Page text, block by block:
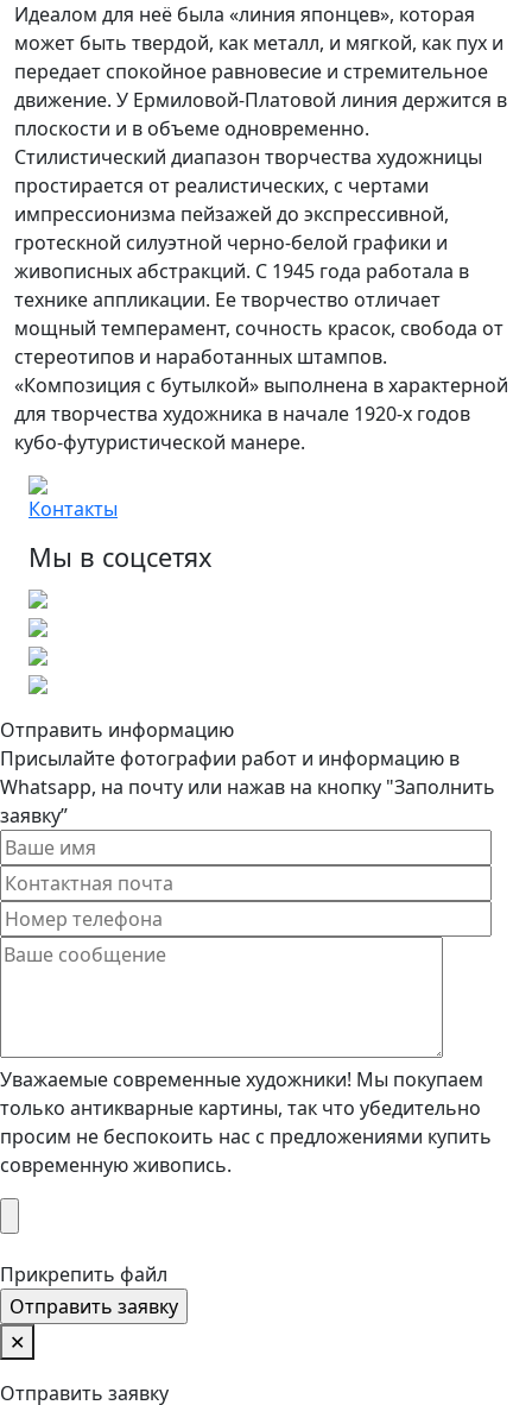
Идеалом для неё была «линия японцев», которая
может быть твердой, как металл, и мягкой, как пух и
передает спокойное равновесие и стремительное
движение. У Ермиловой-Платовой линия держится в
плоскости и в объеме одновременно.
Стилистический диапазон творчества художницы
простирается от реалистических, с чертами
импрессионизма пейзажей до экспрессивной,
гротескной силуэтной черно-белой графики и
живописных абстракций. С 1945 года работала в
технике аппликации. Ее творчество отличает
мощный темперамент, сочность красок, свобода от
стереотипов и наработанных штампов.
«Композиция с бутылкой» выполнена в характерной
для творчества художника в начале 1920-х годов
кубо-футуристической манере.
Контакты
Мы в соцсетях
Отправить информацию
Присылайте фотографии работ и информацию в
Whatsapp, на почту или нажав на кнопку "Заполнить
заявку”
Уважаемые современные художники! Мы покупаем
только антикварные картины, так что убедительно
просим не беспокоить нас с предложениями купить
современную живопись.
Прикрепить файл
✕
Отправить заявку